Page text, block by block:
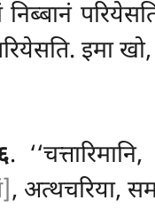
इमा
.
, अत्थचरिया,